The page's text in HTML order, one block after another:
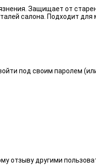
Защищает от
салона. Подходит
под своим паролем
отзыву другими